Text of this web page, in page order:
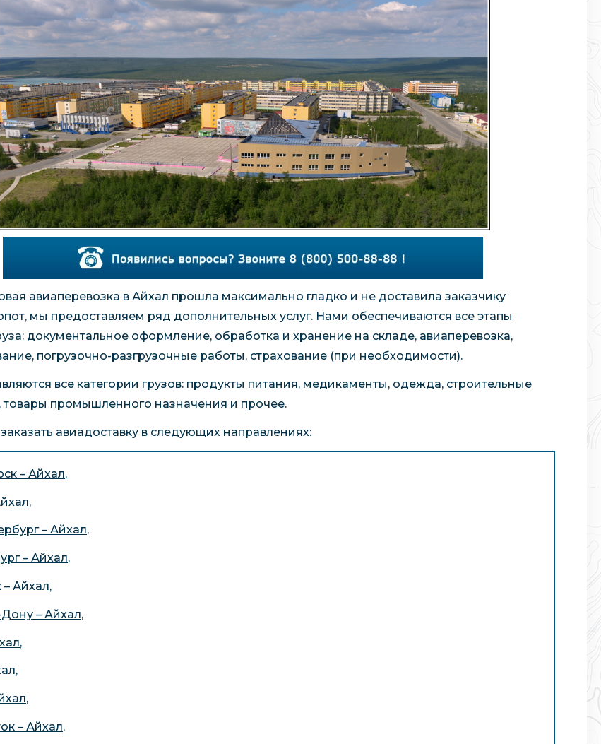
авиаперевозка в Айхал прошла максимально гладко и не доставила заказчику
мы предоставляем ряд дополнительных услуг. Нами обеспечиваются все этапы
документальное оформление, обработка и хранение на складе, авиаперевозка,
погрузочно-разгрузочные работы, страхование (при необходимости).
все категории грузов: продукты питания, медикаменты, одежда, строительные
товары промышленного назначения и прочее.
авиадоставку в следующих направлениях:
– Айхал,
,
– Айхал,
– Айхал,
Айхал,
– Айхал,
,
,
,
– Айхал,